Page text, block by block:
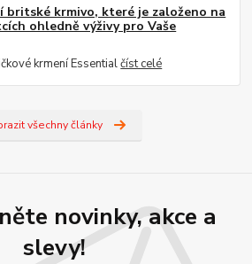
britské krmivo, které je založeno na
ohledně výživy pro Vaše
krmení Essentialčíst celé
všechny články
novinky, akce a
slevy!